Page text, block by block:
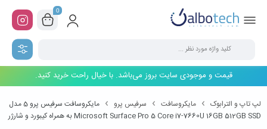
0
قیمت و موجودی سایت بروز می‌باشد. با خیال راحت خرید کنید.
لپ تاپ و الترابوک مایکروسافت سرفیس پرو
مایکروسافت سرفیس پرو 5 مدل
Microsoft Surface Pro 5 Core i7-7660U 16GB 512GB SSD به همراه کیبورد و شارژر